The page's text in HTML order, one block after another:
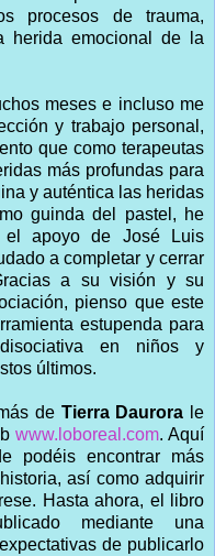
procesos de trauma,
herida emocional de la
meses e incluso me
y trabajo personal,
que como terapeutas
más profundas para
y auténtica las heridas
guinda del pastel, he
apoyo de José Luis
a completar y cerrar
a su visión y su
pienso que este
estupenda para
en niños y
últimos.
de Tierra Daurora le
www.loboreal.com. Aquí
podéis encontrar más
así como adquirir
Hasta ahora, el libro
mediante una
de publicarlo